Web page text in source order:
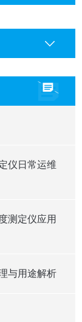
仪日常运维
测定仪应用
与用途解析